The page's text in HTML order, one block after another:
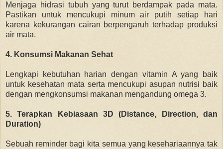
Menjaga hidrasi tubuh yang turut berdampak pada mata.
Pastikan untuk mencukupi minum air putih setiap hari
karena kekurangan cairan berpengaruh terhadap produksi
air mata.
4. Konsumsi Makanan Sehat
Lengkapi kebutuhan harian dengan vitamin A yang baik
untuk kesehatan mata serta mencukupi asupan nutrisi baik
dengan mengkonsumsi makanan mengandung omega 3.
5. Terapkan Kebiasaan 3D (Distance, Direction, dan
Duration)
Sebuah reminder bagi kita semua yang kesehariaannya tak